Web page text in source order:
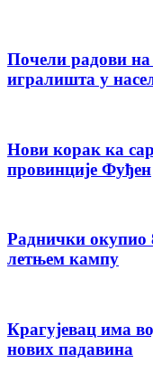
Почели радови на
игралишта у
Нови корак ка
провинције Фуђен
Раднички окупио
летњем кампу
Крагујевац има
нових падавина